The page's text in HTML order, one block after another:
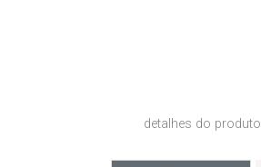
detalhes do produto